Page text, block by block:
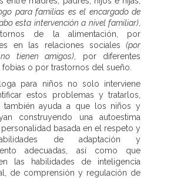
para familias es el encargado de
esta intervención a nivel familiar)
de la alimentación, por
en las relaciones sociales (por
tienen amigos) , por diferentes
o por trastornos del sueño.
para niños no solo interviene
estos problemas y tratarlos,
también ayuda a que los niños y
construyendo una autoestima
personalidad basada en el respeto y
de adaptación y
adecuadas, así como que
las habilidades de inteligencia
de comprensión y regulación de